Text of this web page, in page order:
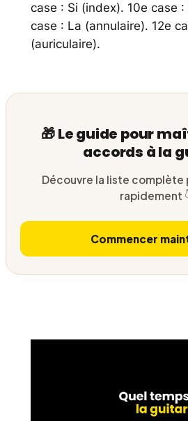
case : Si (index). 10e case :
case : La (annulaire). 12e
(auriculaire).
🎁 Le guide pour
accords à la
Découvre la liste complète
rapidement
Commencer